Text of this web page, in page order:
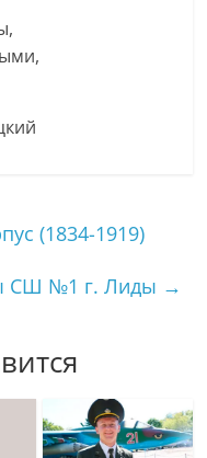
(1834-1919)
СШ №1 г. Лиды →